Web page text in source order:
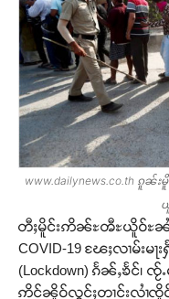
www.dailynews.co.th ၵူ
တီႈမိူင်းဢိၼ်ႊၻီႊယိူဝ်ႊၼႆႉ
COVID-19 ၽႄႈလၢမ်းမ
(Lockdown) ၵႅၼ်ႇၶႅင်၊ ၸႂ်
ဢိင်ၼိူဝ်လွင်ႈတၢင်းလၢႆၸိူ